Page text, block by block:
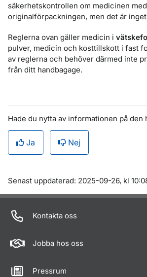
säkerhetskontrollen om medicinen
originalförpackningen, men det är inget
Reglerna ovan gäller medicin i
pulver, medicin och kosttillskott i fast
av reglerna och behöver därmed inte
från ditt handbagage.
Hade du nytta av informationen på den
Ja Nej
Om sidan
Senast uppdaterad: 2025-09-26, kl
Kontakta oss
Jobba hos oss
Pressrum